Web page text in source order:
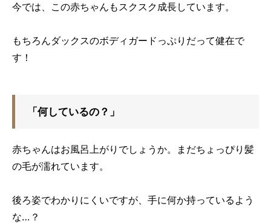
今では、この赤ちゃんもスクスク成長しています。
もちろんダックスのボディガードっぷりだって健在で
す！
「何しているの？」
赤ちゃんはお風呂上がりでしょうか。まだちょっぴり髪
の毛が濡れています。
後ろ姿でわかりにくいですが、手に何か持っているよう
な…？